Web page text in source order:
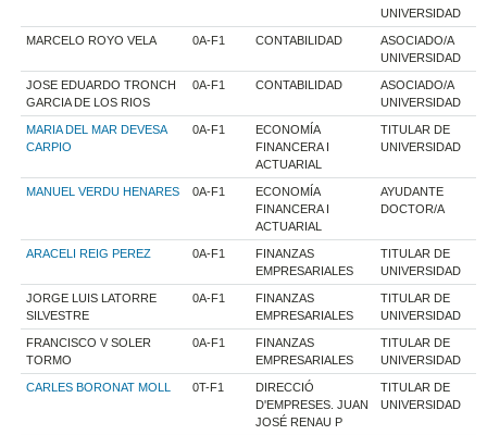
UNIVERSIDAD
MARCELO ROYO VELA 0A-F1 CONTABILIDAD
ASOCIADO/A
UNIVERSIDAD
JOSE EDUARDO TRONCH
GARCIA DE LOS RIOS
0A-F1 CONTABILIDAD
ASOCIADO/A
UNIVERSIDAD
MARIA DEL MAR DEVESA
CARPIO
0A-F1
ECONOMÍA
FINANCERA I
ACTUARIAL
TITULAR DE
UNIVERSIDAD
MANUEL VERDU HENARES 0A-F1
ECONOMÍA
FINANCERA I
ACTUARIAL
AYUDANTE
DOCTOR/A
ARACELI REIG PEREZ 0A-F1
FINANZAS
EMPRESARIALES
TITULAR DE
UNIVERSIDAD
JORGE LUIS LATORRE
SILVESTRE
0A-F1
FINANZAS
EMPRESARIALES
TITULAR DE
UNIVERSIDAD
FRANCISCO V SOLER
TORMO
0A-F1
FINANZAS
EMPRESARIALES
TITULAR DE
UNIVERSIDAD
CARLES BORONAT MOLL 0T-F1
DIRECCIÓ
D'EMPRESES. JUAN
JOSÉ RENAU P
TITULAR DE
UNIVERSIDAD